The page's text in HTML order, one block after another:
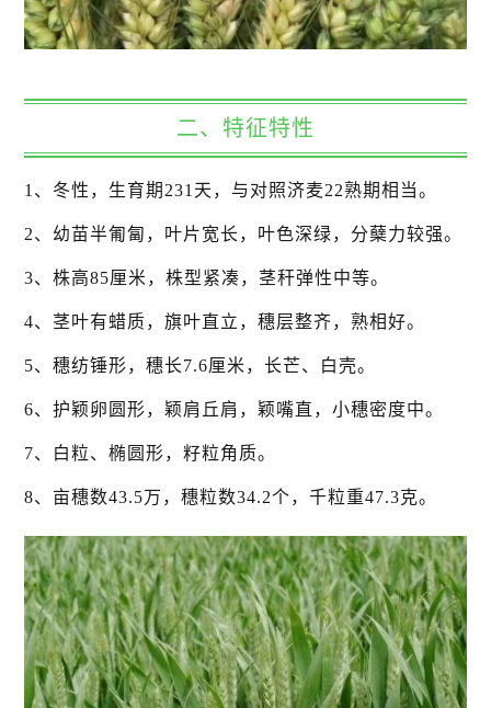
二、特征特性
1、冬性，生育期231天，与对照济麦22熟期相当。
2、幼苗半匍匐，叶片宽长，叶色深绿，分蘖力较强。
3、株高85厘米，株型紧凑，茎秆弹性中等。
4、茎叶有蜡质，旗叶直立，穗层整齐，熟相好。
5、穗纺锤形，穗长7.6厘米，长芒、白壳。
6、护颖卵圆形，颖肩丘肩，颖嘴直，小穗密度中。
7、白粒、椭圆形，籽粒角质。
8、亩穗数43.5万，穗粒数34.2个，千粒重47.3克。